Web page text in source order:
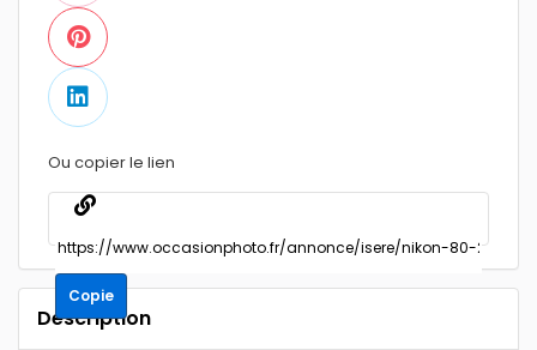
Ou copier le lien
Copie
Description